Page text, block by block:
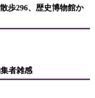
歩296、歴史博物館か
者雑感